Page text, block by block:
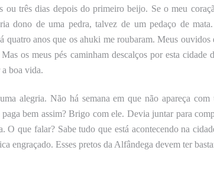
ou três dias depois do primeiro beijo. Se o meu
dono de uma pedra, talvez de um pedaço de
quatro anos que os ahuki me roubaram. Meus
os meus pés caminham descalços por esta cidade
a boa vida.
alegria. Não há semana em que não apareça
paga bem assim? Brigo com ele. Devia juntar para
O que falar?Sabe tudo que está acontecendo na
engraçado. Esses pretos da Alfândega devem ter